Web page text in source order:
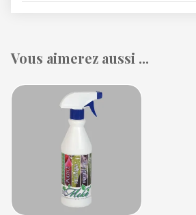
Vous aimerez aussi ...